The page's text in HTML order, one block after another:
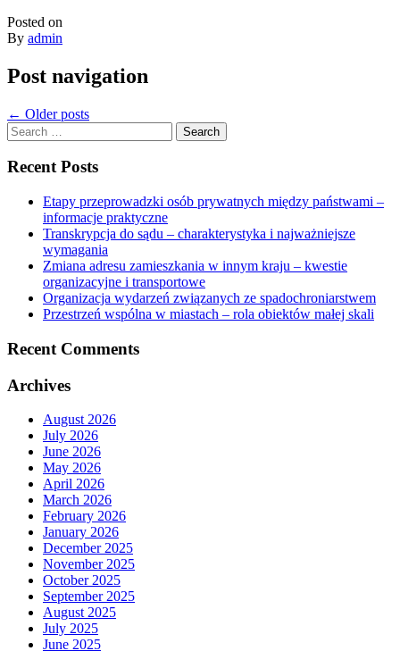
Posted on
By admin
Post navigation
← Older posts
Search
for:
Recent Posts
Etapy przeprowadzki osób prywatnych między państwami –
informacje praktyczne
Transkrypcja do sądu – charakterystyka i najważniejsze
wymagania
Zmiana adresu zamieszkania w innym kraju – kwestie
organizacyjne i transportowe
Organizacja wydarzeń związanych ze spadochroniarstwem
Przestrzeń wspólna w miastach – rola obiektów małej skali
Recent Comments
Archives
August 2026
July 2026
June 2026
May 2026
April 2026
March 2026
February 2026
January 2026
December 2025
November 2025
October 2025
September 2025
August 2025
July 2025
June 2025